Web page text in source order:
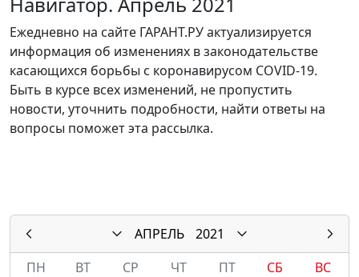
Ежедневно на сайте ГАРАНТ.РУ актуализируется
информация об изменениях в законодательстве
касающихся борьбы с коронавирусом COVID-19.
Быть в курсе всех изменений, не пропустить
новости, уточнить подробности, найти ответы на
вопросы поможет эта рассылка.
АПРЕЛЬ
2021
ПН
ВТ СР ЧТ ПТ СБ
ВС